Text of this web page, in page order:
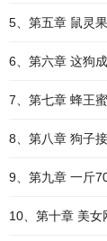
5、第五章 鼠灵果
6、第六章 这狗
7、第七章 蜂王蜜
8、第八章 狗子
9、第九章 一斤
10、第十章 美女